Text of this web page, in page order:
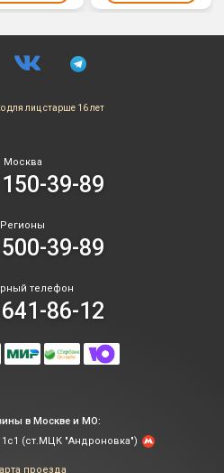
для лицстарше 16 лет
Москва
39-89
Регионы
39-89
телефон
86-12
в Москве и МО:
1с1 (ст.МЦК "Андроновка")
проезда